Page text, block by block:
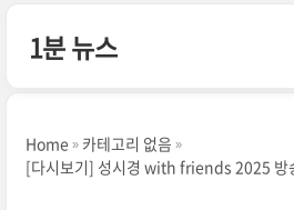
1분 뉴스
Home
카테고리 없음
[다시보기] 성시경 with friends 2025 방